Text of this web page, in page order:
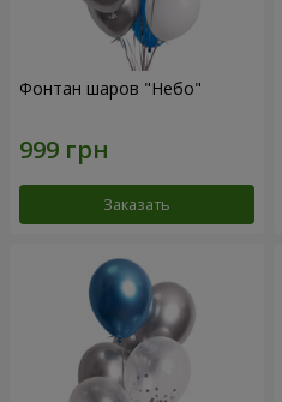
Фонтан шаров "Небо"
Заказать